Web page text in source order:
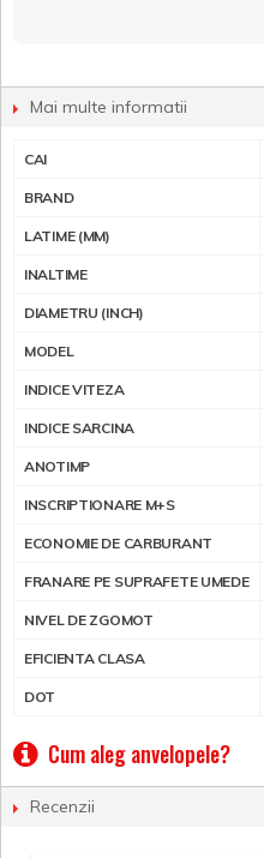
Mai multe informatii
CAI
BRAND
LATIME (MM)
INALTIME
DIAMETRU (INCH)
MODEL
INDICE VITEZA
INDICE SARCINA
ANOTIMP
INSCRIPTIONARE M+S
ECONOMIE DE CARBURANT
FRANARE PE SUPRAFETE UMEDE
NIVEL DE ZGOMOT
EFICIENTA CLASA
DOT
Cum aleg anvelopele?
Recenzii